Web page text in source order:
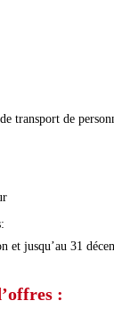
transport de
et jusqu’au 31
: